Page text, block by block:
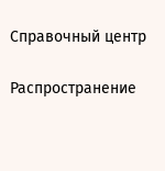
Справочный центр
Распространение